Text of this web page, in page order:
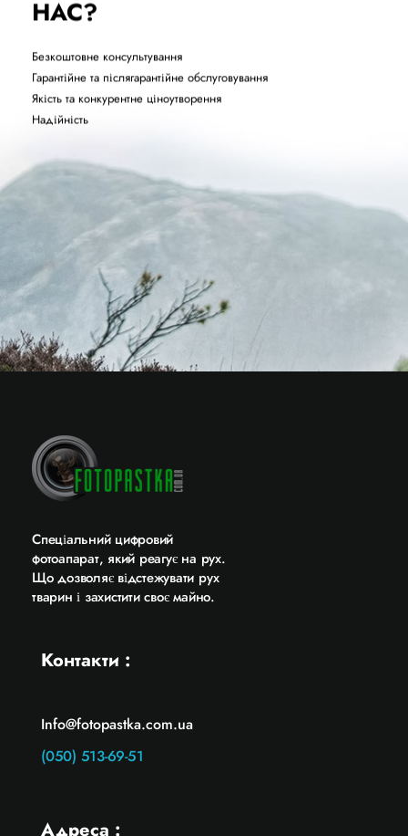
НАС?
Безкоштовне консультування
Гарантійне та післягарантійне обслуговування
Якість та конкурентне ціноутворення
Надійність
Cпеціальний цифровий
фотоапарат, який реагує на рух.
Що дозволяє відстежувати рух
тварин і захистити своє майно.
Контакти :
Info@fotopastka.com.ua
(050) 513-69-51
Адреса :